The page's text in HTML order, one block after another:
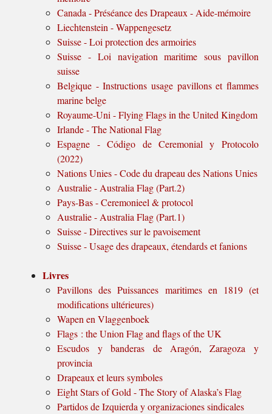
Canada - Préséance des Drapeaux - Aide-mémoire
Liechtenstein - Wappengesetz
Suisse - Loi protection des armoiries
Suisse - Loi navigation maritime sous pavillon
suisse
Belgique - Instructions usage pavillons et flammes
marine belge
Royaume-Uni - Flying Flags in the United Kingdom
Irlande - The National Flag
Espagne - Código de Ceremonial y Protocolo
(2022)
Nations Unies - Code du drapeau des Nations Unies
Australie - Australia Flag (Part.2)
Pays-Bas - Ceremonieel & protocol
Australie - Australia Flag (Part.1)
Suisse - Directives sur le pavoisement
Suisse - Usage des drapeaux, étendards et fanions
Livres
Pavillons des Puissances maritimes en 1819 (et
modifications ultérieures)
Wapen en Vlaggenboek
Flags : the Union Flag and flags of the UK
Escudos y banderas de Aragón, Zaragoza y
provincia
Drapeaux et leurs symboles
Eight Stars of Gold - The Story of Alaska’s Flag
Partidos de Izquierda y organizaciones sindicales